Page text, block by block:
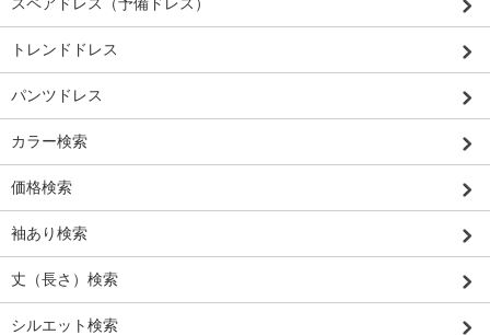
トレンドドレス
パンツドレス
カラー検索
価格検索
袖あり検索
丈（長さ）検索
シルエット検索